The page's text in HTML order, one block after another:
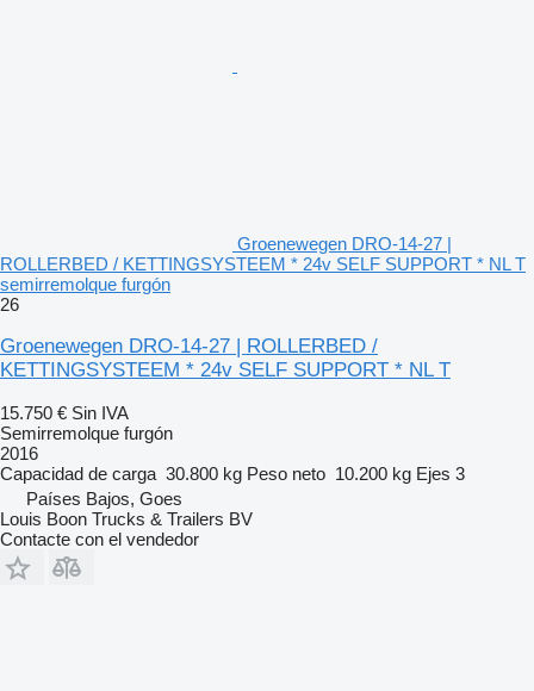
Groenewegen DRO-14-27 |
ROLLERBED / KETTINGSYSTEEM * 24v SELF SUPPORT * NL T
semirremolque furgón
26
Groenewegen DRO-14-27 | ROLLERBED /
KETTINGSYSTEEM * 24v SELF SUPPORT * NL T
15.750 € Sin IVA
Semirremolque furgón
2016
Capacidad de carga 30.800 kg Peso neto 10.200 kg Ejes 3
Países Bajos, Goes
Louis Boon Trucks & Trailers BV
Contacte con el vendedor